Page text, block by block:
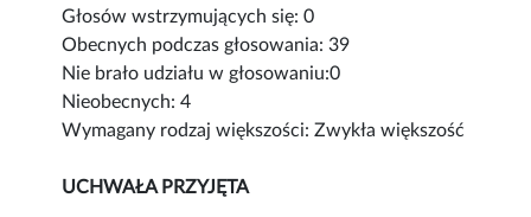
Głosów wstrzymujących się: 0
Obecnych podczas głosowania: 39
Nie brało udziału w głosowaniu:0
Nieobecnych: 4
Wymagany rodzaj większości: Zwykła większość
UCHWAŁA PRZYJĘTA